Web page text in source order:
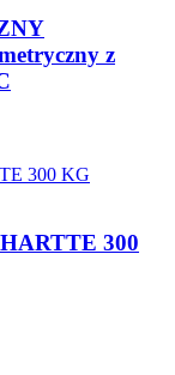
z
300